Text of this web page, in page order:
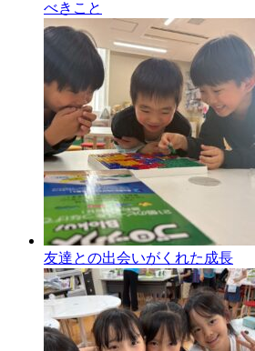
べきこと
友達との出会いがくれた成長